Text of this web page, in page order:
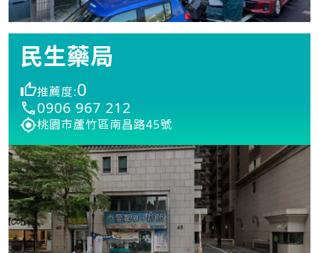
民生藥局
推薦度:0
0906 967 212
桃園市蘆竹區南昌路45號